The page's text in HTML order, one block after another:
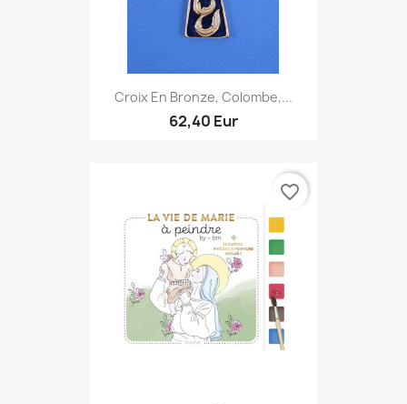
Croix En Bronze, Colombe,...
62,40 Eur
favorite_border